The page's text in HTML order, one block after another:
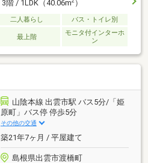
3階 / 1LDK（40.06m ）
二人暮らし バス・トイレ別
最上階
モニタ付インターホ
ン
山陰本線 出雲市駅 バス5分/「姫
原町」バス停 停歩5分
その他の交通
築21年7ヶ月 / 平屋建て
島根県出雲市渡橋町